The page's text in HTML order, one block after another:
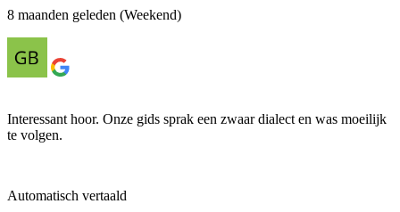
8 maanden geleden (Weekend)
Interessant hoor. Onze gids sprak een zwaar dialect en was moeilijk
te volgen.
Automatisch vertaald